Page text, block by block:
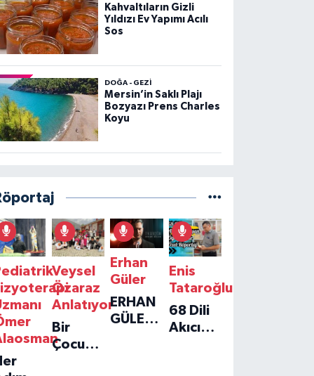
Kahvaltıların Gizli
Yıldızı Ev Yapımı Acılı
Sos
DOĞA - GEZI
Mersin’in Saklı Plajı
Bozyazı Prens Charles
Koyu
Veysel
Özaraz
Anlatıyor
Bir
Çocuğun
Erhan
Güler
ERHAN
GÜLER'IN
Enis
Tataroğlu
68 Dili
Akıcı